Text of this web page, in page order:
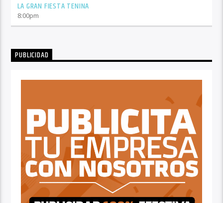
LA GRAN FIESTA TENINA
8:00pm
PUBLICIDAD